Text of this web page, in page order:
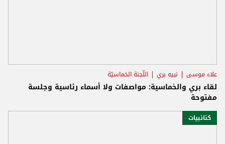
علاء موسى نبيه بري اللّجنة الخماسيّة
لقاء بري والخماسية: مواصفات ولا أسماء رئاسية وجلسة
مفتوحة
كتائبيات